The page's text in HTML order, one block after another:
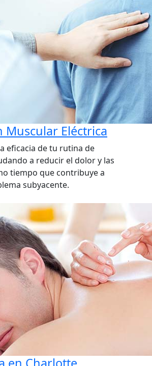
Muscular Eléctrica
eficacia de tu rutina de
a reducir el dolor y las
tiempo que contribuye a
subyacente.